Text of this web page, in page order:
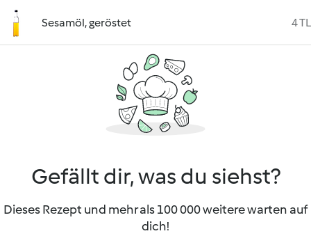
Sesamöl, geröstet 4 TL
Gefällt dir, was du siehst?
Dieses Rezept und mehr als 100 000 weitere warten auf
dich!